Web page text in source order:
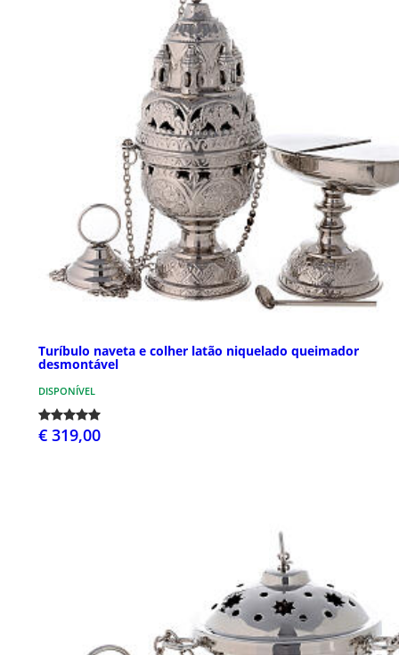
Turíbulo naveta e colher latão niquelado queimador
desmontável
DISPONÍVEL
€ 319,00